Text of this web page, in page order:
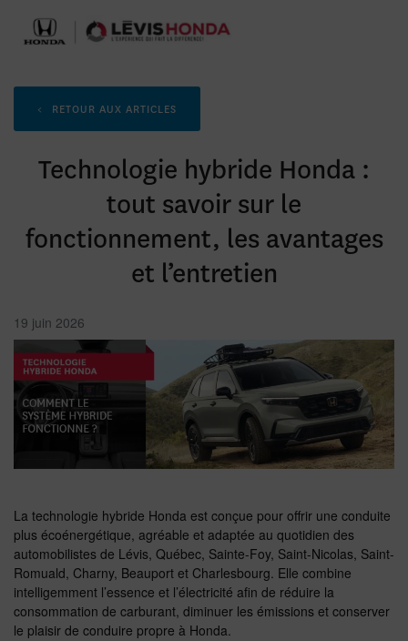
< RETOUR AUX ARTICLES
Technologie hybride Honda :
tout savoir sur le
fonctionnement, les avantages
et l’entretien
19 juin 2026
La technologie hybride Honda est conçue pour offrir une conduite
plus écoénergétique, agréable et adaptée au quotidien des
automobilistes de Lévis, Québec, Sainte-Foy, Saint-Nicolas, Saint-
Romuald, Charny, Beauport et Charlesbourg. Elle combine
intelligemment l’essence et l’électricité afin de réduire la
consommation de carburant, diminuer les émissions et conserver
le plaisir de conduire propre à Honda.